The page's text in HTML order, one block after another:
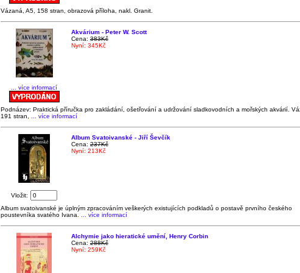
Vázaná, A5, 158 stran, obrazová příloha, nakl. Granit.
... více informací
Akvárium - Peter W. Scott
Cena: 383Kč
Nyní: 345Kč
Podnázev: Praktická příručka pro zakládání, ošetřování a udržování sladkovodních a mořských akvárií.
191 stran,
... více informací
Vložit:
Album Svatoivanské - Jiří Ševčík
Cena: 237Kč
Nyní: 213Kč
Album svatoivanské je úplným zpracováním veškerých existujících podkladů o postavě prvního českého
poustevníka svatého Ivana.
... více informací
Alchymie jako hieratické umění, Henry Corbin
Cena: 288Kč
Nyní: 259Kč